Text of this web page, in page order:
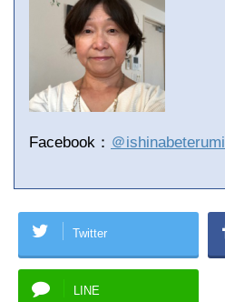
Facebook： ＠ishinabeterumi
Twitter
LINE